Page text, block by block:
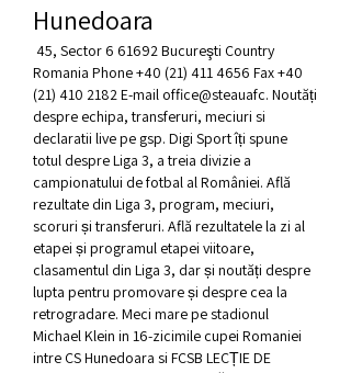
Hunedoara
Romania Phone +40 (21) 411 4656 Fax +40
(21) 410 2182 E-mail office@steauafc. Noutăți
despre echipa, transferuri, meciuri si
declaratii live pe gsp. Digi Sport îți spune
totul despre Liga 3, a treia divizie a
campionatului de fotbal al României. Află
rezultate din Liga 3, program, meciuri,
scoruri și transferuri. Află rezultatele la zi al
etapei și programul etapei viitoare,
clasamentul din Liga 3, dar și noutăți despre
lupta pentru promovare și despre cea la
retrogradare. Meci mare pe stadionul
Michael Klein in 16-zicimile cupei Romaniei
intre CS Hunedoara si FCSB LECȚIE DE